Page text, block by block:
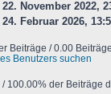
November 2022,
Februar 2026,
Beiträge / 0.00
Benutzers suchen
/ 100.00% der Beiträge